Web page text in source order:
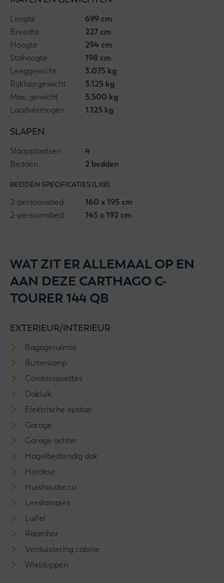
Lengte
699 cm
Breedte
227 cm
Hoogte
294 cm
Stahoogte
198 cm
Leeggewicht
3.075 kg
Rijklaargewicht
3.125 kg
Max. gewicht
3.500 kg
Laadvermogen
1.125 kg
SLAPEN
Slaapplaatsen
4
Bedden
2 bedden
BEDDEN SPECIFICATIES (LXB)
2-persoonsbed
160 x 195 cm
2-persoonsbed
145 x 192 cm
WAT ZIT ER ALLEMAAL OP EN
AAN DEZE CARTHAGO C-
TOURER 144 QB
EXTERIEUR/INTERIEUR
Bagageruimte
Buitenlamp
Combicassettes
Dakluik
Elektrische opstap
Garage
Garage achter
Hagelbestendig dak
Hordeur
Huishoudaccu
Leeslampjes
Luifel
Raamhor
Verduistering cabine
Wieldoppen